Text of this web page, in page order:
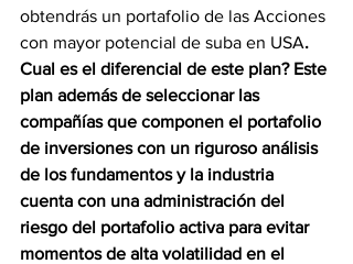
obtendrás un portafolio de las Acciones
con mayor potencial de suba en USA.
Cual es el diferencial de este plan? Este
plan además de seleccionar las
compañías que componen el portafolio
de inversiones con un riguroso análisis
de los fundamentos y la industria
cuenta con una administración del
riesgo del portafolio activa para evitar
momentos de alta volatilidad en el